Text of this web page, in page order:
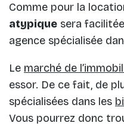
Comme pour la
atypique sera
agence spécialisée
Le marché de
essor. De ce fait, de
spécialisées dans les
Vous pourrez donc